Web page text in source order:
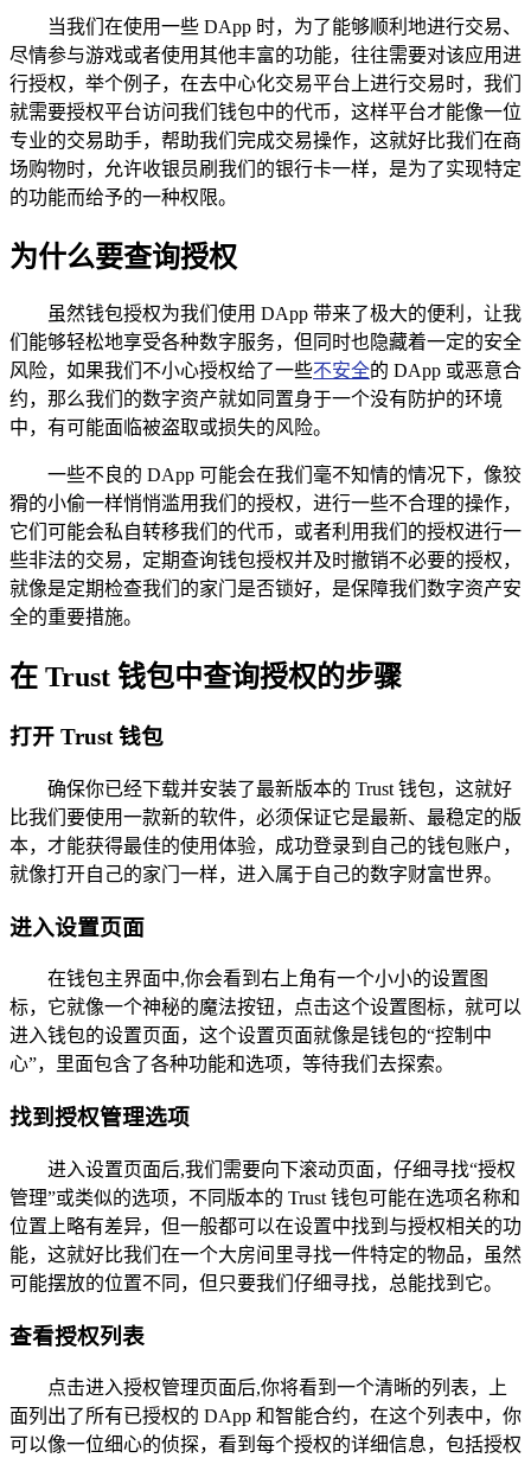
当我们在使用一些 DApp 时，为了能够顺利地进行交易、
尽情参与游戏或者使用其他丰富的功能，往往需要对该应用进
行授权，举个例子，在去中心化交易平台上进行交易时，我们
就需要授权平台访问我们钱包中的代币，这样平台才能像一位
专业的交易助手，帮助我们完成交易操作，这就好比我们在商
场购物时，允许收银员刷我们的银行卡一样，是为了实现特定
的功能而给予的一种权限。
为什么要查询授权
虽然钱包授权为我们使用 DApp 带来了极大的便利，让我
们能够轻松地享受各种数字服务，但同时也隐藏着一定的安全
风险，如果我们不小心授权给了一些不安全的 DApp 或恶意合
约，那么我们的数字资产就如同置身于一个没有防护的环境
中，有可能面临被盗取或损失的风险。
一些不良的 DApp 可能会在我们毫不知情的情况下，像狡
猾的小偷一样悄悄滥用我们的授权，进行一些不合理的操作，
它们可能会私自转移我们的代币，或者利用我们的授权进行一
些非法的交易，定期查询钱包授权并及时撤销不必要的授权，
就像是定期检查我们的家门是否锁好，是保障我们数字资产安
全的重要措施。
在 Trust 钱包中查询授权的步骤
打开 Trust 钱包
确保你已经下载并安装了最新版本的 Trust 钱包，这就好
比我们要使用一款新的软件，必须保证它是最新、最稳定的版
本，才能获得最佳的使用体验，成功登录到自己的钱包账户，
就像打开自己的家门一样，进入属于自己的数字财富世界。
进入设置页面
在钱包主界面中,你会看到右上角有一个小小的设置图
标，它就像一个神秘的魔法按钮，点击这个设置图标，就可以
进入钱包的设置页面，这个设置页面就像是钱包的“控制中
心”，里面包含了各种功能和选项，等待我们去探索。
找到授权管理选项
进入设置页面后,我们需要向下滚动页面，仔细寻找“授权
管理”或类似的选项，不同版本的 Trust 钱包可能在选项名称和
位置上略有差异，但一般都可以在设置中找到与授权相关的功
能，这就好比我们在一个大房间里寻找一件特定的物品，虽然
可能摆放的位置不同，但只要我们仔细寻找，总能找到它。
查看授权列表
点击进入授权管理页面后,你将看到一个清晰的列表，上
面列出了所有已授权的 DApp 和智能合约，在这个列表中，你
可以像一位细心的侦探，看到每个授权的详细信息，包括授权